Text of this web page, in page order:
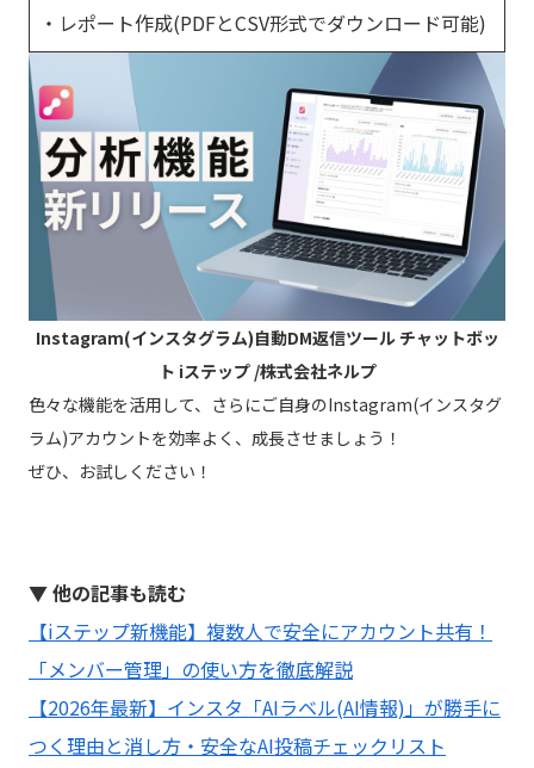
・レポート作成(PDFとCSV形式でダウンロード可能)
Instagram(インスタグラム)自動DM返信ツール チャットボッ
ト iステップ /株式会社ネルプ
色々な機能を活用して、さらにご自身のInstagram(インスタグ
ラム)アカウントを効率よく、成長させましょう！
ぜひ、お試しください！
▼ 他の記事も読む
【iステップ新機能】複数人で安全にアカウント共有！
「メンバー管理」の使い方を徹底解説
【2026年最新】インスタ「AIラベル(AI情報)」が勝手に
つく理由と消し方・安全なAI投稿チェックリスト